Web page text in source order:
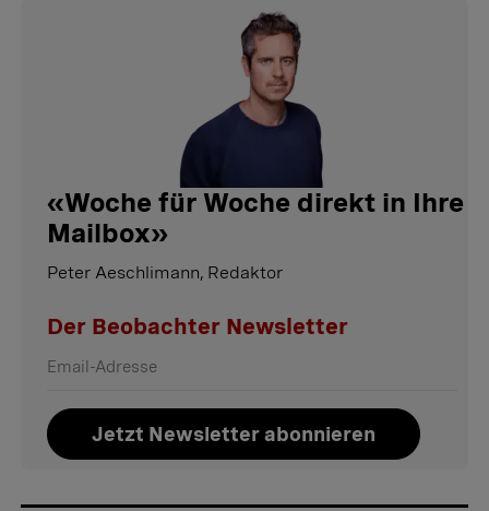
«Woche für Woche direkt in Ihre
Mailbox»
Peter Aeschlimann, Redaktor
Der Beobachter Newsletter
Jetzt Newsletter abonnieren